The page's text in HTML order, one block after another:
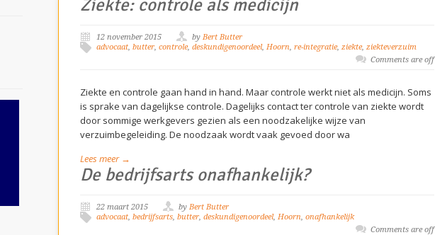
Ziekte: controle als medicijn
12 november 2015 by Bert Butter
advocaat, butter, controle, deskundigenoordeel, Hoorn, re-integratie, ziekte, ziekteverzuim
Comments are off
Ziekte en controle gaan hand in hand. Maar controle werkt niet als medicijn. Soms
is sprake van dagelijkse controle. Dagelijks contact ter controle van ziekte wordt
door sommige werkgevers gezien als een noodzakelijke wijze van
verzuimbegeleiding. De noodzaak wordt vaak gevoed door wa
Lees meer →
De bedrijfsarts onafhankelijk?
22 maart 2015 by Bert Butter
advocaat, bedrijfsarts, butter, deskundigenoordeel, Hoorn, onafhankelijk
Comments are off